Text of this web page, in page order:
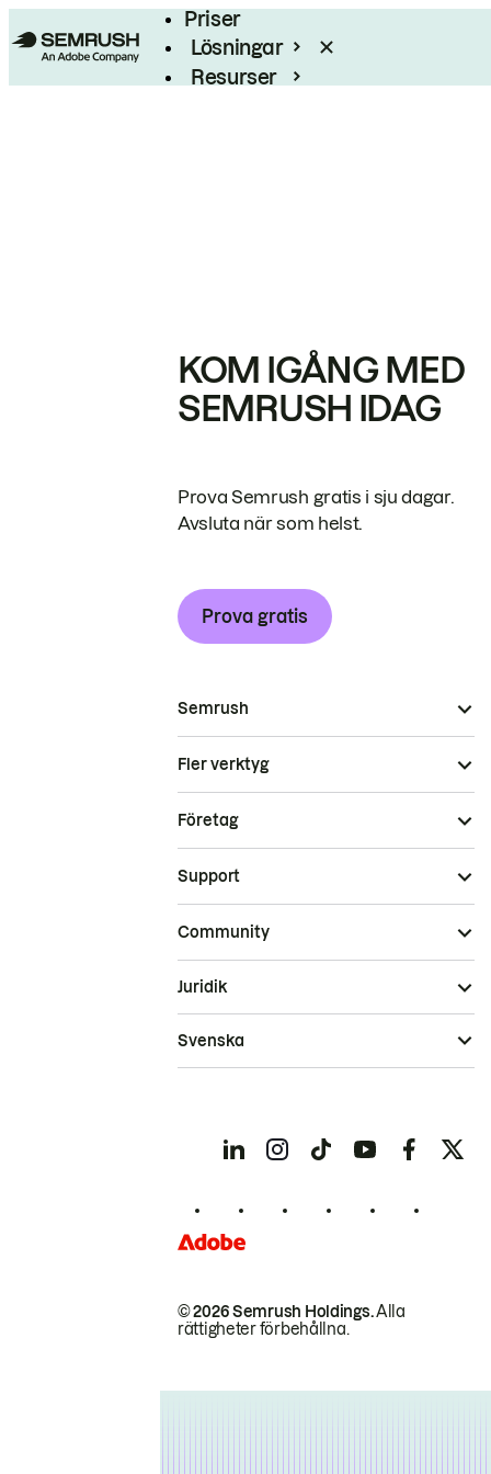
Priser
Lösningar
Resurser
KOM IGÅNG MED
SEMRUSH IDAG
Prova Semrush gratis i sju dagar.
Avsluta när som helst.
Prova gratis
Semrush
Fler verktyg
Företag
Support
Community
© 2026 Semrush Holdings.Alla
rättigheter förbehållna.
Juridik
Svenska